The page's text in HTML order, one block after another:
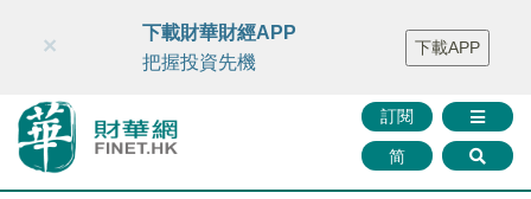
財華智庫網 FINTV FINMETA 財華證券 媒體矩陣
智庫沙龍
聯絡我們
訂閱
简
×
下載財華財經APP
把握投資先機
下載APP